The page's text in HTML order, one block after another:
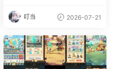
叮当 2026-07-21